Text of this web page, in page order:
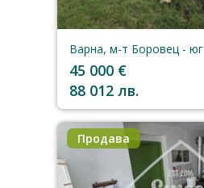
Варна, м-т Боровец - юг
45 000 €
88 012 лв.
Продава